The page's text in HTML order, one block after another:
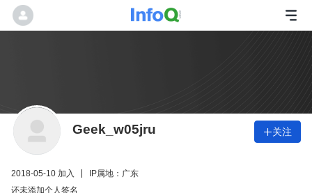
Geek_w05jru 关注
2018-05-10 加入
IP属地：广东
还未添加个人签名